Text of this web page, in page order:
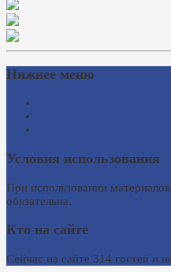
Нижнее меню
Условия использования
При использовании
обязательна.
Кто на сайте
Сейчас на сайте 314 гостей и